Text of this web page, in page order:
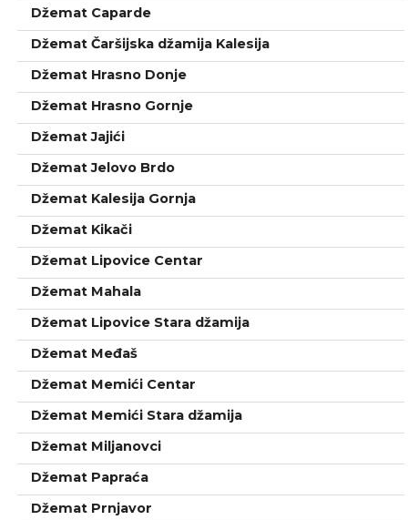
Džemat Caparde
Džemat Čaršijska džamija Kalesija
Džemat Hrasno Donje
Džemat Hrasno Gornje
Džemat Jajići
Džemat Jelovo Brdo
Džemat Kalesija Gornja
Džemat Kikači
Džemat Lipovice Centar
Džemat Mahala
Džemat Lipovice Stara džamija
Džemat Međaš
Džemat Memići Centar
Džemat Memići Stara džamija
Džemat Miljanovci
Džemat Papraća
Džemat Prnjavor